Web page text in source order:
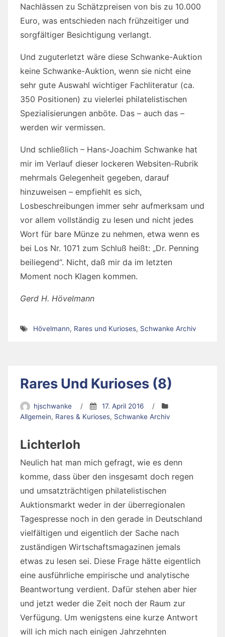
Nachlässen zu Schätzpreisen von bis zu 10.000
Euro, was entschieden nach frühzeitiger und
sorgfältiger Besichtigung verlangt.
Und zuguterletzt wäre diese Schwanke-Auktion
keine Schwanke-Auktion, wenn sie nicht eine
sehr gute Auswahl wichtiger Fachliteratur (ca.
350 Positionen) zu vielerlei philatelistischen
Spezialisierungen anböte. Das – auch das –
werden wir vermissen.
Und schließlich – Hans-Joachim Schwanke hat
mir im Verlauf dieser lockeren Websiten-Rubrik
mehrmals Gelegenheit gegeben, darauf
hinzuweisen – empfiehlt es sich,
Losbeschreibungen immer sehr aufmerksam und
vor allem vollständig zu lesen und nicht jedes
Wort für bare Münze zu nehmen, etwa wenn es
bei Los Nr. 1071 zum Schluß heißt: „Dr. Penning
beiliegend“. Nicht, daß mir da im letzten
Moment noch Klagen kommen.
Gerd H. Hövelmann
Hövelmann, Rares und Kurioses, Schwanke Archiv
Rares Und Kurioses (8)
hjschwanke / 17. April 2016
/
Allgemein, Rares & Kurioses, Schwanke Archiv
Lichterloh
Neulich hat man mich gefragt, wie es denn
komme, dass über den insgesamt doch regen
und umsatzträchtigen philatelistischen
Auktionsmarkt weder in der überregionalen
Tagespresse noch in den gerade in Deutschland
vielfältigen und eigentlich der Sache nach
zuständigen Wirtschaftsmagazinen jemals
etwas zu lesen sei. Diese Frage hätte eigentlich
eine ausführliche empirische und analytische
Beantwortung verdient. Dafür stehen aber hier
und jetzt weder die Zeit noch der Raum zur
Verfügung. Um wenigstens eine kurze Antwort
will ich mich nach einigen Jahrzehnten